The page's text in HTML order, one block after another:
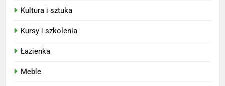
Kultura i sztuka
Kursy i szkolenia
Łazienka
Meble